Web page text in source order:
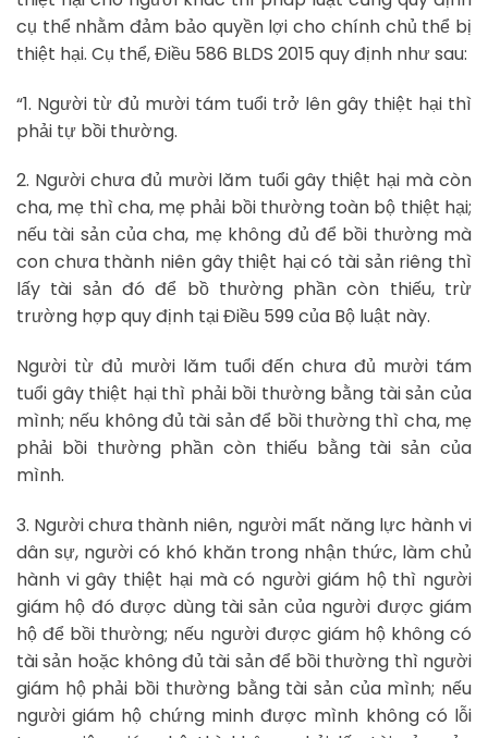
cụ thể nhằm đảm bảo quyền lợi cho chính chủ thể bị
thiệt hại. Cụ thể, Điều 586 BLDS 2015 quy định như sau:
“1. Người từ đủ mười tám tuổi trở lên gây thiệt hại thì
phải tự bồi thường.
2. Người chưa đủ mười lăm tuổi gây thiệt hại mà còn
cha, mẹ thì cha, mẹ phải bồi thường toàn bộ thiệt hại;
nếu tài sản của cha, mẹ không đủ để bồi thường mà
con chưa thành niên gây thiệt hại có tài sản riêng thì
lấy tài sản đó để bồ thường phần còn thiếu, trừ
trường hợp quy định tại Điều 599 của Bộ luật này.
Người từ đủ mười lăm tuổi đến chưa đủ mười tám
tuổi gây thiệt hại thì phải bồi thường bằng tài sản của
mình; nếu không đủ tài sản để bồi thường thì cha, mẹ
phải bồi thường phần còn thiếu bằng tài sản của
mình.
3. Người chưa thành niên, người mất năng lực hành vi
dân sự, người có khó khăn trong nhận thức, làm chủ
hành vi gây thiệt hại mà có người giám hộ thì người
giám hộ đó được dùng tài sản của người được giám
hộ để bồi thường; nếu người được giám hộ không có
tài sản hoặc không đủ tài sản để bồi thường thì người
giám hộ phải bồi thường bằng tài sản của mình; nếu
người giám hộ chứng minh được mình không có lỗi